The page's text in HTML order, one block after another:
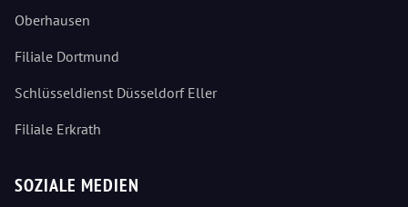
Oberhausen
Filiale Dortmund
Schlüsseldienst Düsseldorf Eller
Filiale Erkrath
SOZIALE MEDIEN